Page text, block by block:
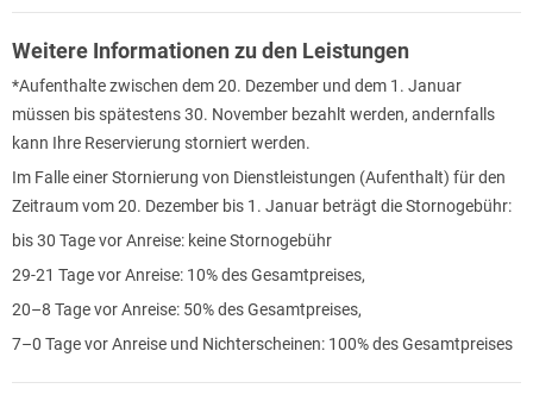
Weitere Informationen zu den Leistungen
*Aufenthalte zwischen dem 20. Dezember und dem 1. Januar
müssen bis spätestens 30. November bezahlt werden, andernfalls
kann Ihre Reservierung storniert werden.
Im Falle einer Stornierung von Dienstleistungen (Aufenthalt) für den
Zeitraum vom 20. Dezember bis 1. Januar beträgt die Stornogebühr:
bis 30 Tage vor Anreise: keine Stornogebühr
29-21 Tage vor Anreise: 10% des Gesamtpreises,
20–8 Tage vor Anreise: 50% des Gesamtpreises,
7–0 Tage vor Anreise und Nichterscheinen: 100% des Gesamtpreises